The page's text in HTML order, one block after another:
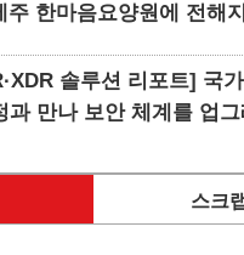
주 한마음요양원에 전해
솔루션 리포트] 국
과 만나 보안 체계를 업
스크